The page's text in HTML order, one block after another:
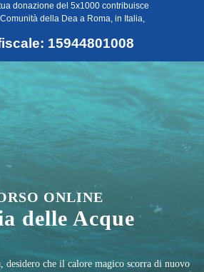
donazione del 5x1000 contribuisce
della Dea a Roma, in Italia,
15944801008
ONLINE
delle Acque
che il calore magico scorra di nuovo